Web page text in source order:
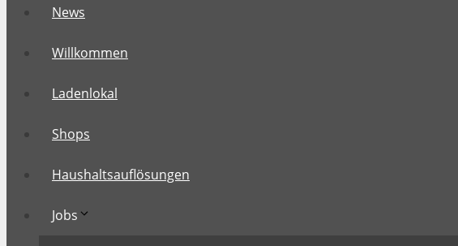
News
Willkommen
Ladenlokal
Shops
Haushaltsauflösungen
Jobs